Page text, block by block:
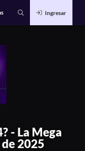
Ingresar
- La Mega
2025
Mega News Febrero